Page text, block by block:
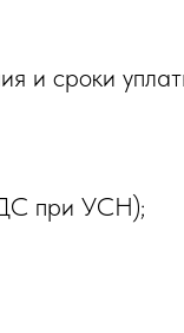
и сроки
при УСН);